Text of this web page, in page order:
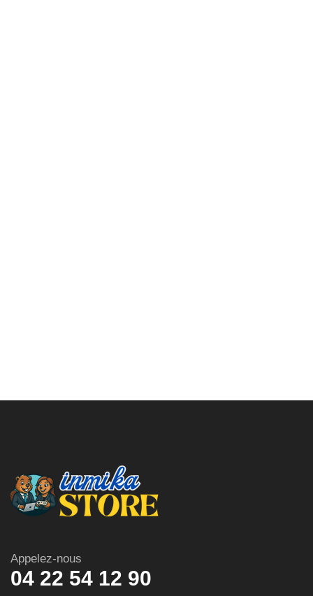
Appelez-nous
04 22 54 12 90